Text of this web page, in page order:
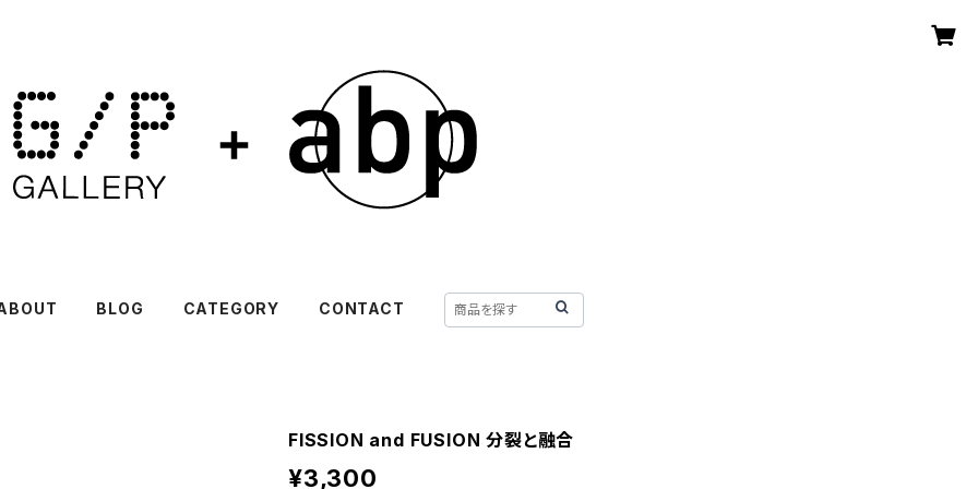
BLOG CATEGORY CONTACT
FISSION and FUSION 分裂と融合
¥3,300